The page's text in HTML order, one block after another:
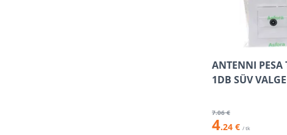
ANTENNI PESA
1DB SÜV
7.06 €
4.24 € / tk